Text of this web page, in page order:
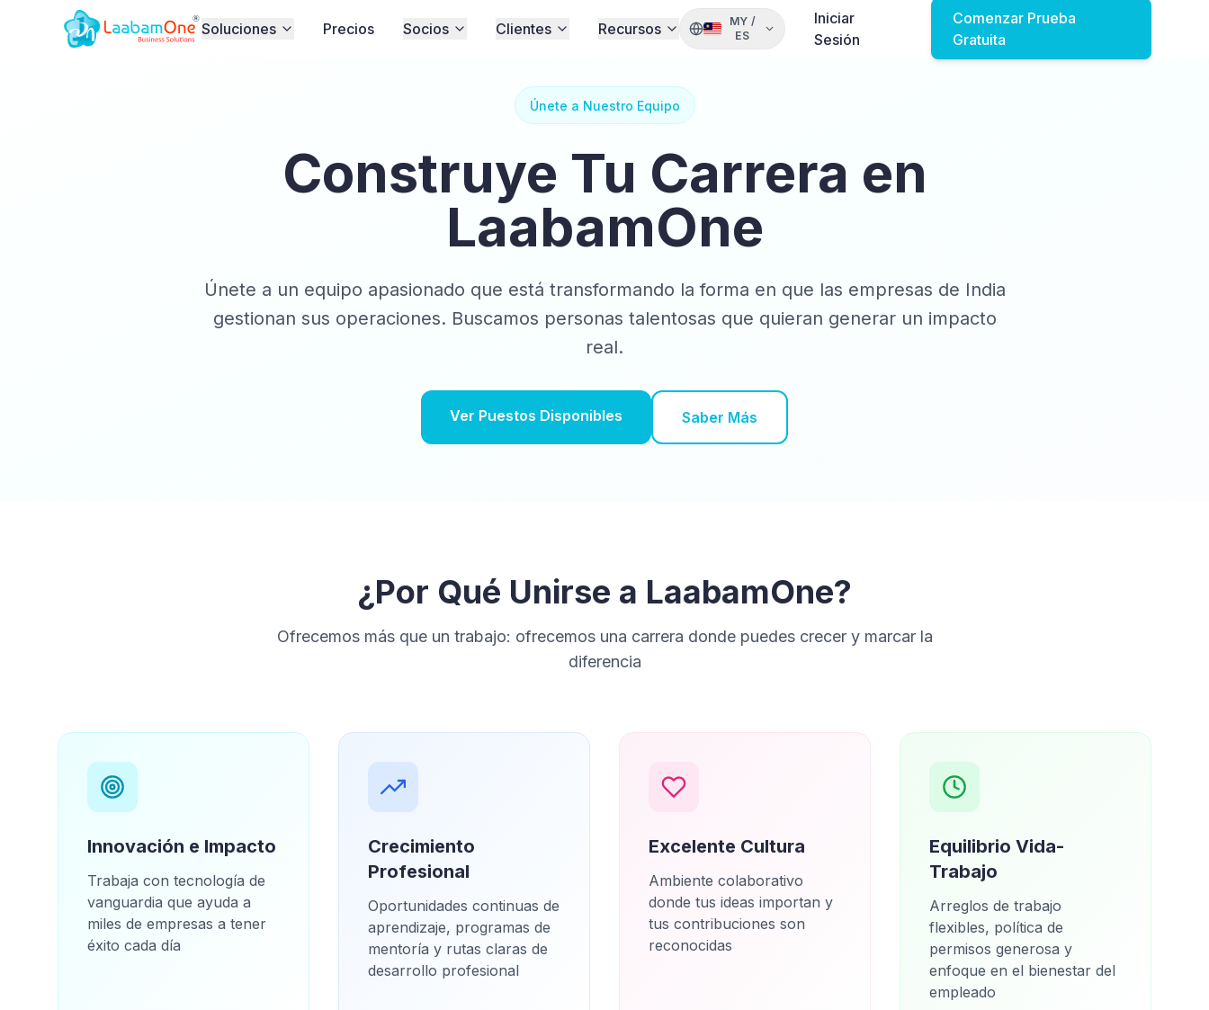
Soluciones Precios Socios Clientes Recursos MY /
ES
Iniciar
Sesión
Comenzar Prueba
Gratuita
Únete a Nuestro Equipo
Construye Tu Carrera en
LaabamOne
Únete a un equipo apasionado que está transformando la forma en que las empresas de India
gestionan sus operaciones. Buscamos personas talentosas que quieran generar un impacto
real.
Ver Puestos Disponibles Saber Más
¿Por Qué Unirse a LaabamOne?
Ofrecemos más que un trabajo: ofrecemos una carrera donde puedes crecer y marcar la
diferencia
Innovación e Impacto
Trabaja con tecnología de
vanguardia que ayuda a
miles de empresas a tener
éxito cada día
Crecimiento
Profesional
Oportunidades continuas de
aprendizaje, programas de
mentoría y rutas claras de
desarrollo profesional
Excelente Cultura
Ambiente colaborativo
donde tus ideas importan y
tus contribuciones son
reconocidas
Equilibrio Vida-
Trabajo
Arreglos de trabajo
flexibles, política de
permisos generosa y
enfoque en el bienestar del
empleado